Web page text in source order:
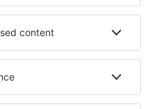
Yanuca
în Workum